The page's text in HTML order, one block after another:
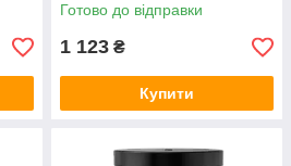
Готово до відправки
1 123 ₴
Купити